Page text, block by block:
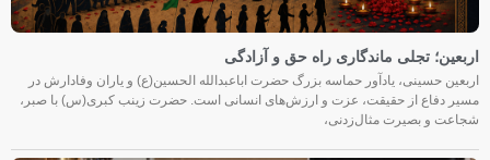
اربعین؛ تجلی ماندگاری راه حق و آزادگی
اربعین حسینی، یادآور حماسه بزرگ حضرت اباعبدالله الحسین(ع) و یاران وفادارش در
مسیر دفاع از حقیقت، عزت و ارزش‌های انسانی است. حضرت زینب کبری(س) با صبر،
شجاعت و بصیرت مثال‌زدنی،